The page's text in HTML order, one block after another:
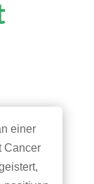
einer
Cancer